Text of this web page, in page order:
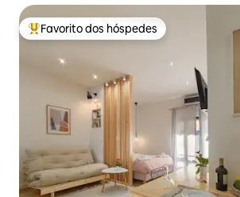
Favoritos dos hóspedes mais apreciados
Favorito dos hóspedes